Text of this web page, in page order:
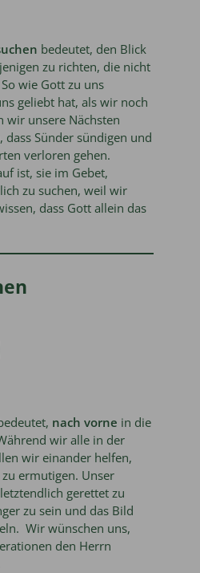
bedeutet, den Blick
zu richten, die nicht
wie Gott zu uns
geliebt hat, als wir noch
wir unsere Nächsten
Sünder sündigen und
verloren gehen.
ist, sie im Gebet,
zu suchen, weil wir
dass Gott allein das
nach vorne in die
wir alle in der
wir einander helfen,
ermutigen. Unser
gerettet zu
zu sein und das Bild
Wir wünschen uns,
den Herrn